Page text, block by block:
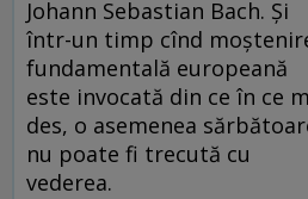
Johann Sebastian Bach. Și
într-un timp cînd
fundamentală europeană
este invocată din ce în ce
des, o asemenea
nu poate fi trecută cu
vederea.